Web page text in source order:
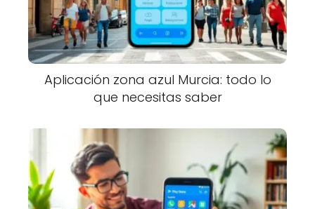
Aplicación zona azul Murcia: todo lo
que necesitas saber